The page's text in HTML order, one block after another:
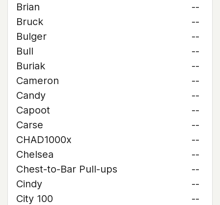
Brian
--
Bruck
--
Bulger
--
Bull
--
Buriak
--
Cameron
--
Candy
--
Capoot
--
Carse
--
CHAD1000x
--
Chelsea
--
Chest-to-Bar Pull-ups
--
Cindy
--
City 100
--